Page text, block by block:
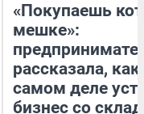
«Покупаешь
мешке»:
рассказала, как
самом деле
бизнес со